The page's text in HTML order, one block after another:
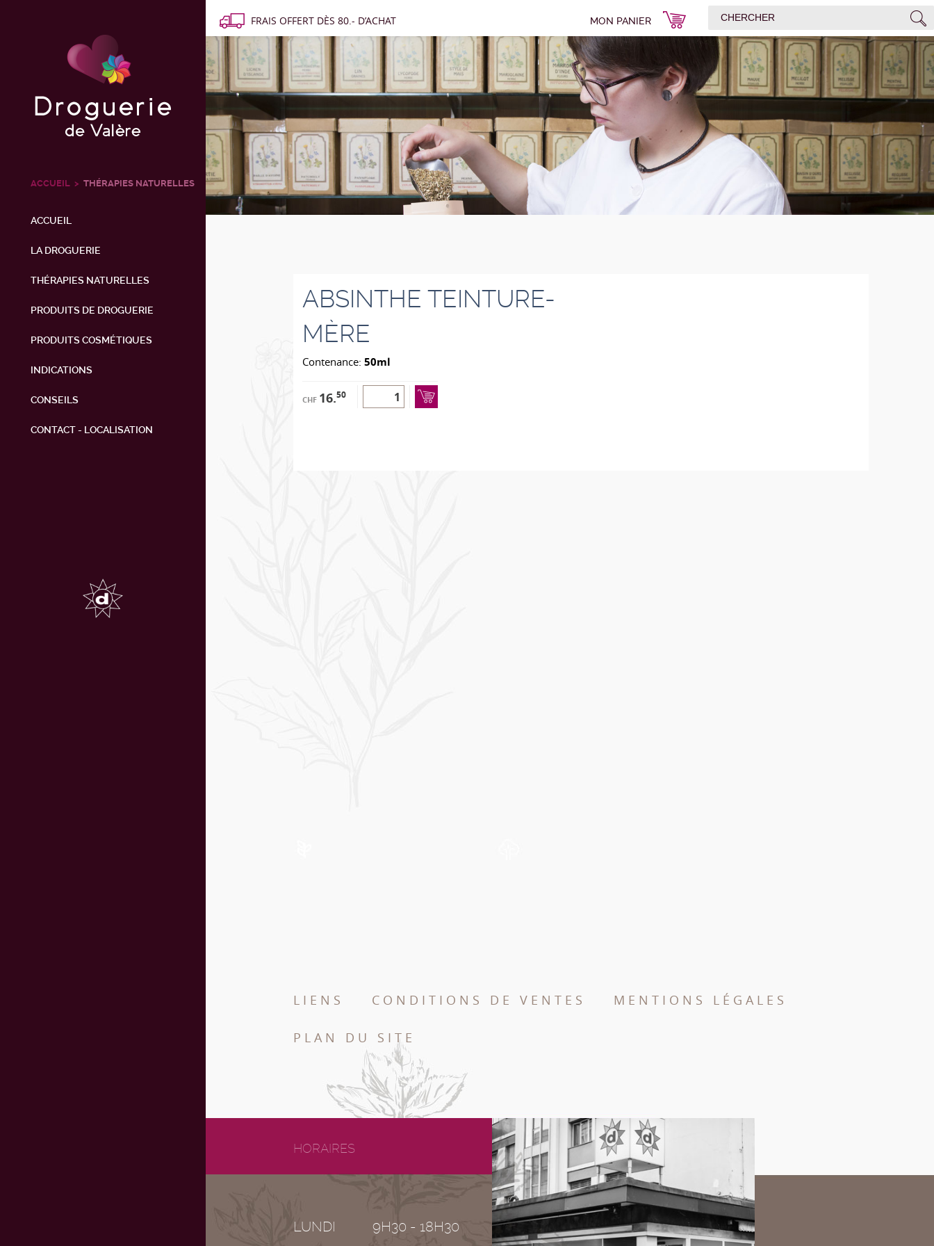
ACCUEIL THÉRAPIES NATURELLES
ACCUEIL
LA DROGUERIE
THÉRAPIES NATURELLES
PRODUITS DE DROGUERIE
PRODUITS COSMÉTIQUES
INDICATIONS
CONSEILS
CONTACT - LOCALISATION
FRAIS OFFERT DÈS 80.- D’ACHAT MON PANIER
ABSINTHE TEINTURE-
MÈRE
Contenance: 50ml
CHF 16.50
LIENS CONDITIONS DE VENTES MENTIONS LÉGALES
PLAN DU SITE
HORAIRES
LUNDI 9H30 - 18H30